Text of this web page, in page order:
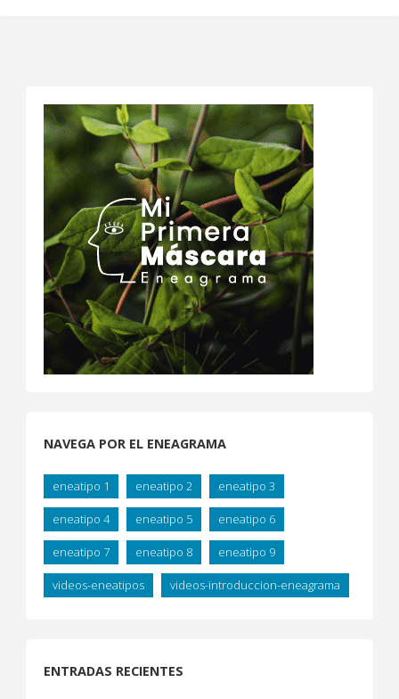
NAVEGA POR EL ENEAGRAMA
eneatipo 1 eneatipo 2 eneatipo 3
eneatipo 4 eneatipo 5 eneatipo 6
eneatipo 7 eneatipo 8 eneatipo 9
videos-eneatipos videos-introduccion-eneagrama
ENTRADAS RECIENTES